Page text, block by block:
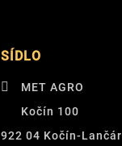
SÍDLO
MET AGRO
Kočín 100
922 04 Kočín-Lančár